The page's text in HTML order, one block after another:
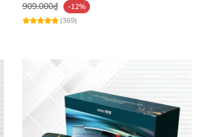
909.000₫
-12%
(369)